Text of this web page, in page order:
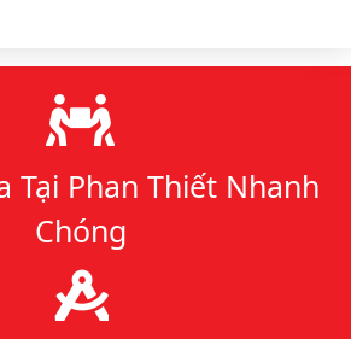
tôi
Tại Phan Thiết Nhanh
Chóng